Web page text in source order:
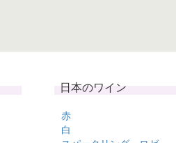
日本のワイン
赤
白